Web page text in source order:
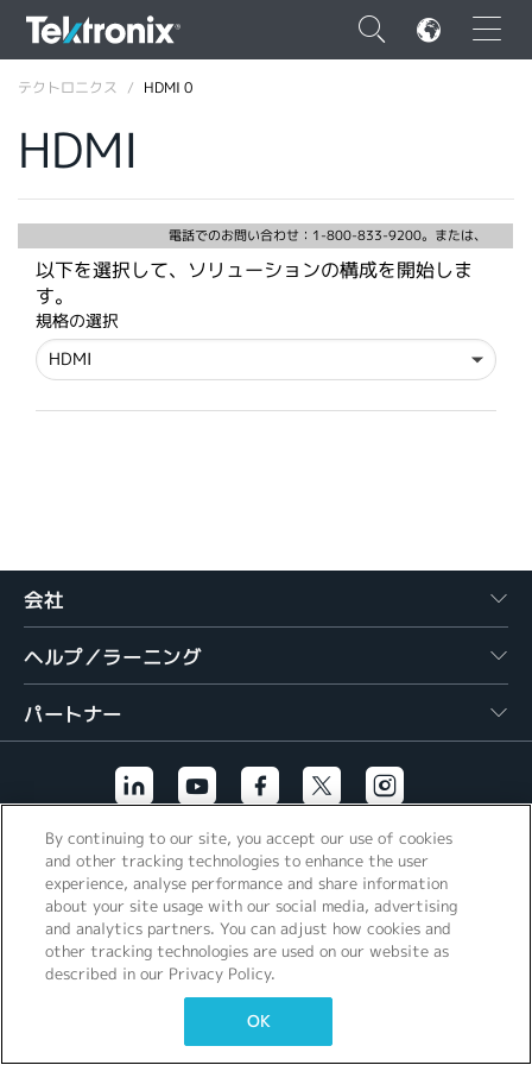
×
ENGLISH
FRANÇAIS
DEUTSCH
VIỆT NAM
简体中文
テクトロニクス HDMI 0
HDMI
電話でのお問い合わせ：1-800-833-9200。または、
以下を選択して、ソリューションの構成を開始しま
す。
規格の選択
会社
ヘルプ／ラーニング
パートナー
その他のリンク
By continuing to our site, you accept our use of cookies
and other tracking technologies to enhance the user
experience, analyse performance and share information
about your site usage with our social media, advertising
and analytics partners. You can adjust how cookies and
other tracking technologies are used on our website as
described in our Privacy Policy.
OK